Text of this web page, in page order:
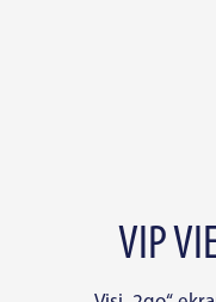
VIP